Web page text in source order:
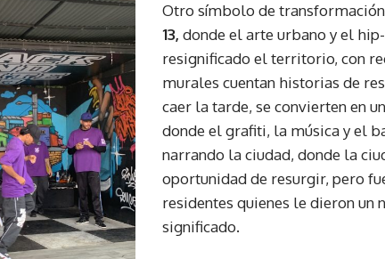
Otro símbolo de
13, donde el arte urbano y el
resignificado el territorio, con
murales cuentan historias de
caer la tarde, se convierten en
donde el grafiti, la música y el
narrando la ciudad, donde la
oportunidad de resurgir, pero
residentes quienes le dieron un
significado.